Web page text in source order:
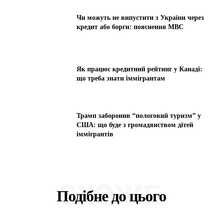
Чи можуть не випустити з України через
кредит або борги: пояснення МВС
Як працює кредитний рейтинг у Канаді:
що треба знати іммігрантам
Трамп заборонив “пологовий туризм” у
США: що буде з громадянством дітей
іммігрантів
Подібне до цього
СХОЖЕ